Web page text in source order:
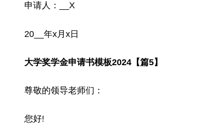
申请人：__X
20__年x月x日
大学奖学金申请书模板2024【篇5】
尊敬的领导老师们：
您好!